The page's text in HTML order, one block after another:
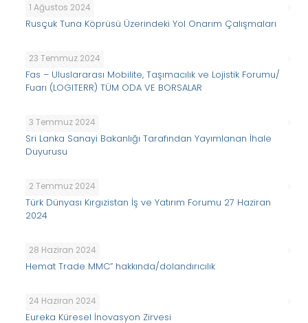
1 Ağustos 2024
Rusçuk Tuna Köprüsü Üzerindeki Yol Onarım Çalışmaları
23 Temmuz 2024
Fas – Uluslararası Mobilite, Taşımacılık ve Lojistik Forumu/
Fuarı (LOGITERR) TÜM ODA VE BORSALAR
3 Temmuz 2024
Sri Lanka Sanayi Bakanlığı Tarafından Yayımlanan İhale
Duyurusu
2 Temmuz 2024
Türk Dünyası Kırgızistan İş ve Yatırım Forumu 27 Haziran
2024
28 Haziran 2024
Hemat Trade MMC” hakkında/dolandırıcılık
24 Haziran 2024
Eureka Küresel İnovasyon Zirvesi